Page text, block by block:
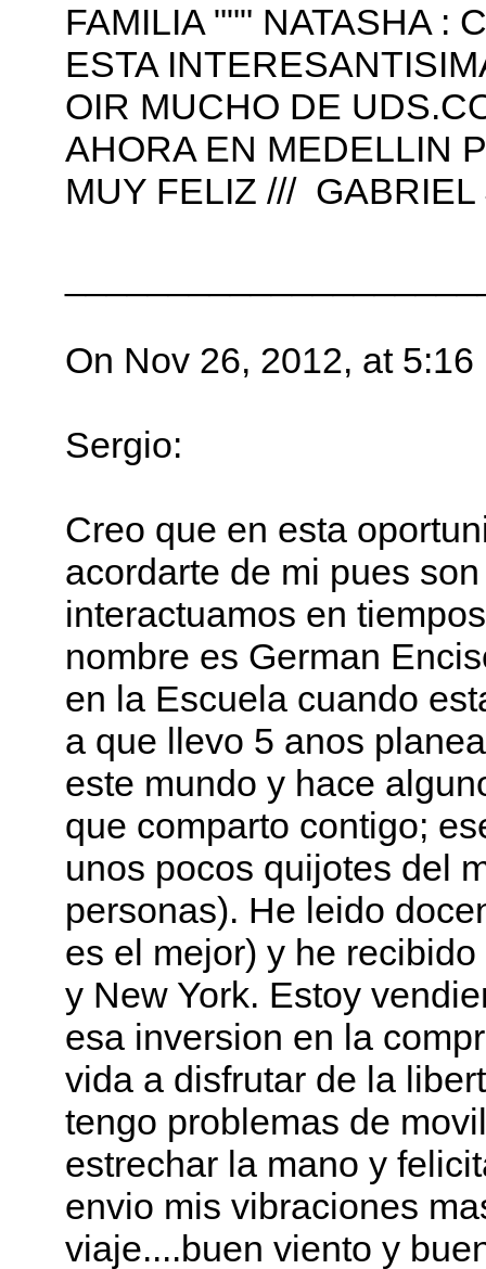
FAMILIA """ NATASHA :
ESTA
OIR MUCHO DE
AHORA EN MEDELLIN
MUY FELIZ ///
On Nov 26, 2012, at
Sergio:
Creo que en esta
acordarte de mi pues
interactuamos en
nombre es German
en la Escuela cuando
a que llevo 5 anos
este mundo y hace
que comparto contigo;
unos pocos quijotes del
personas). He leido
es el mejor) y he
y New York. Estoy
esa inversion en la
vida a disfrutar de la
tengo problemas de
estrechar la mano y
envio mis vibraciones
viaje....buen viento y